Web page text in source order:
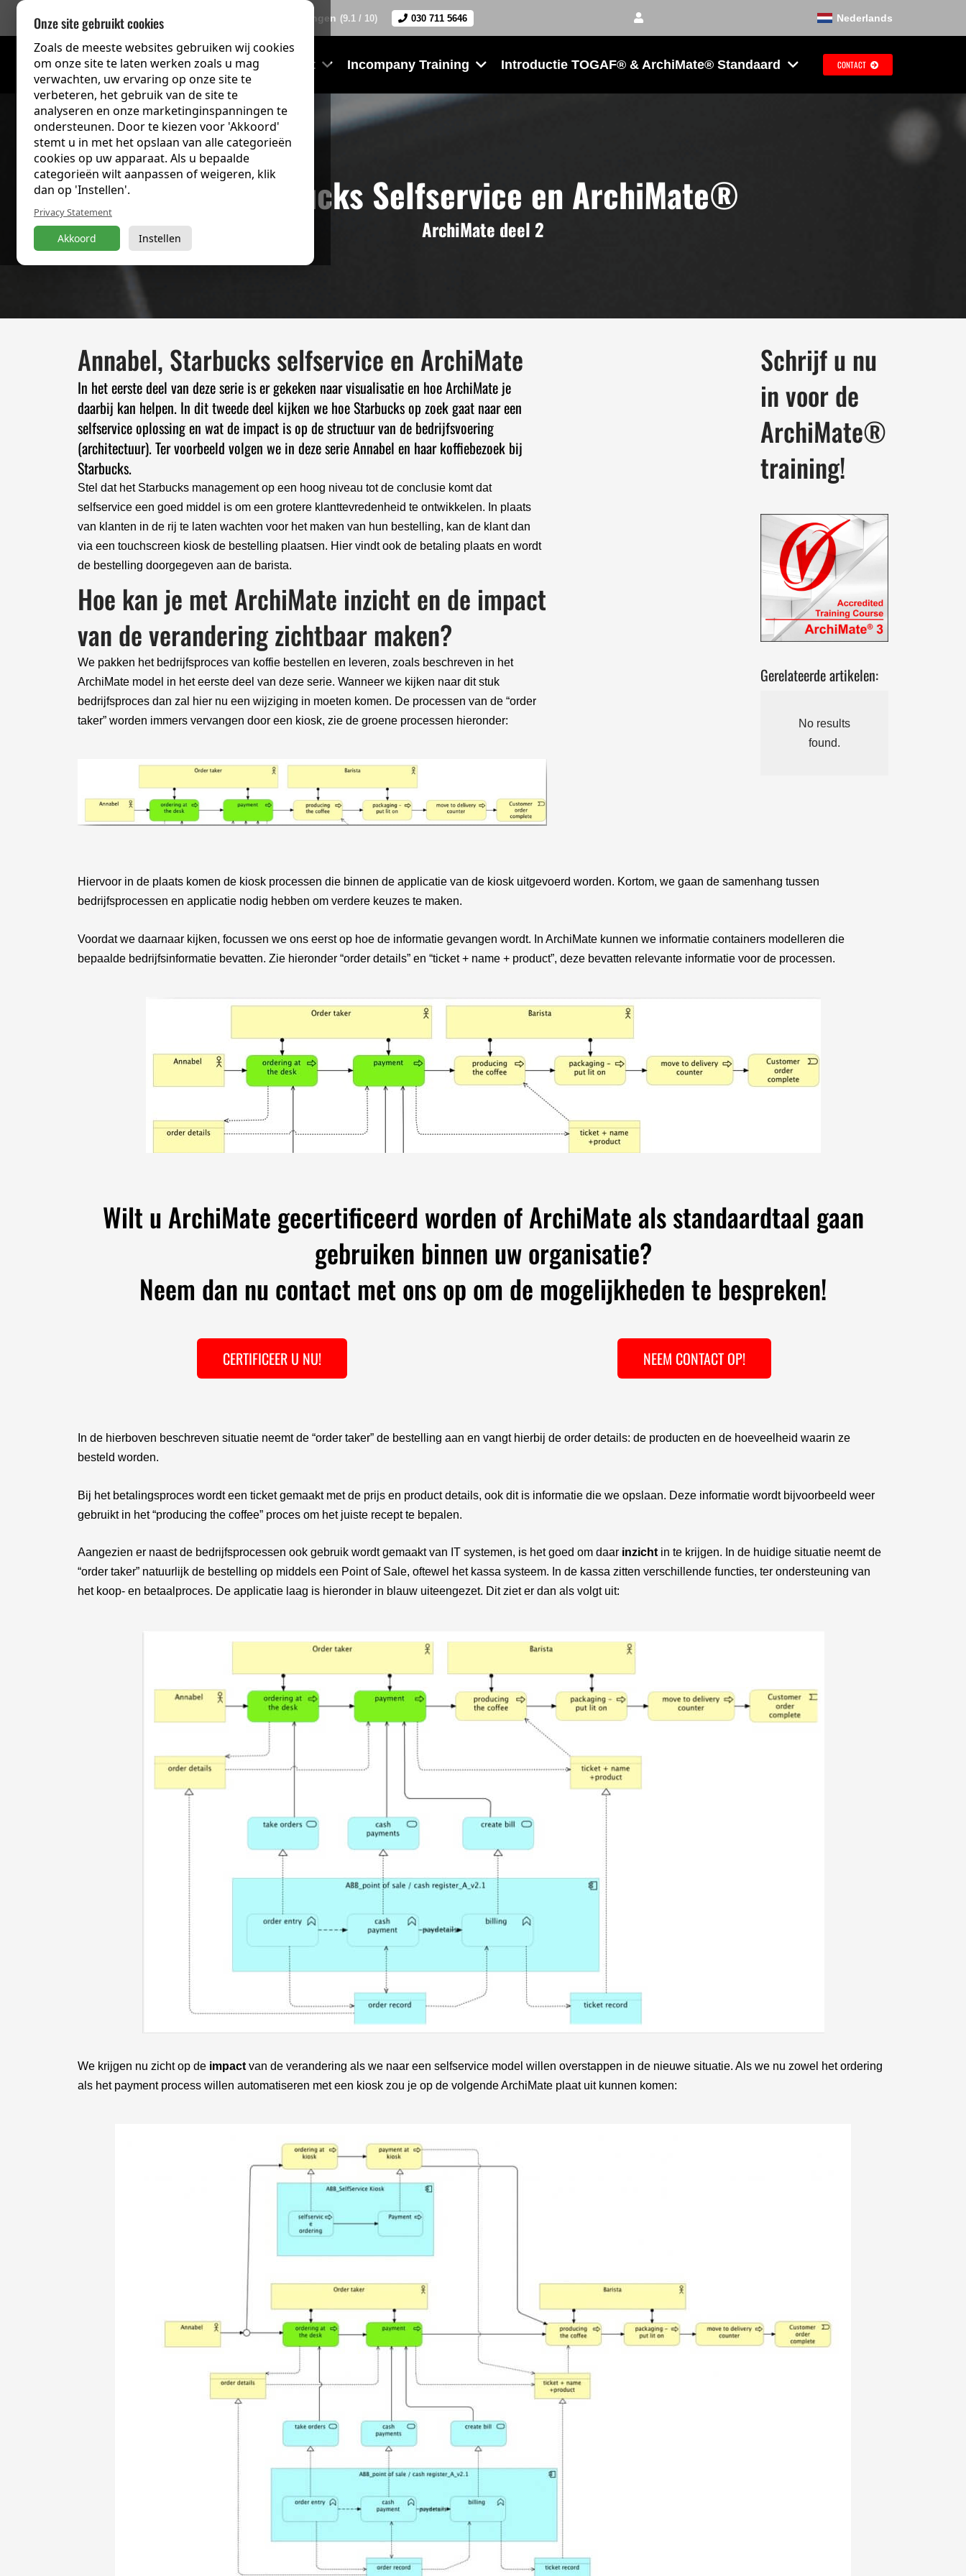
756 Beoordelingen (9.1 / 10) 030 711 5646 Nederlands
Trainingsoverzicht Incompany Training Introductie TOGAF® & ArchiMate® Standaard CONTACT
Starbucks Selfservice en ArchiMate®
ArchiMate deel 2
Annabel, Starbucks selfservice en ArchiMate
In het eerste deel van deze serie is er gekeken naar visualisatie en hoe ArchiMate je
daarbij kan helpen. In dit tweede deel kijken we hoe Starbucks op zoek gaat naar een
selfservice oplossing en wat de impact is op de structuur van de bedrijfsvoering
(architectuur). Ter voorbeeld volgen we in deze serie Annabel en haar koffiebezoek bij
Starbucks.
Stel dat het Starbucks management op een hoog niveau tot de conclusie komt dat
selfservice een goed middel is om een grotere klanttevredenheid te ontwikkelen. In plaats
van klanten in de rij te laten wachten voor het maken van hun bestelling, kan de klant dan
via een touchscreen kiosk de bestelling plaatsen. Hier vindt ook de betaling plaats en wordt
de bestelling doorgegeven aan de barista.
Hoe kan je met ArchiMate inzicht en de impact
van de verandering zichtbaar maken?
We pakken het bedrijfsproces van koffie bestellen en leveren, zoals beschreven in het
ArchiMate model in het eerste deel van deze serie. Wanneer we kijken naar dit stuk
bedrijfsproces dan zal hier nu een wijziging in moeten komen. De processen van de “order
taker” worden immers vervangen door een kiosk, zie de groene processen hieronder:
Schrijf u nu
in voor de
ArchiMate®
training!
Gerelateerde artikelen:
No results
found.
Hiervoor in de plaats komen de kiosk processen die binnen de applicatie van de kiosk uitgevoerd worden. Kortom, we gaan de samenhang tussen
bedrijfsprocessen en applicatie nodig hebben om verdere keuzes te maken.
Voordat we daarnaar kijken, focussen we ons eerst op hoe de informatie gevangen wordt. In ArchiMate kunnen we informatie containers modelleren die
bepaalde bedrijfsinformatie bevatten. Zie hieronder “order details” en “ticket + name + product”, deze bevatten relevante informatie voor de processen.
Wilt u ArchiMate gecertificeerd worden of ArchiMate als standaardtaal gaan
gebruiken binnen uw organisatie?
Neem dan nu contact met ons op om de mogelijkheden te bespreken!
CERTIFICEER U NU! NEEM CONTACT OP!
In de hierboven beschreven situatie neemt de “order taker” de bestelling aan en vangt hierbij de order details: de producten en de hoeveelheid waarin ze
besteld worden.
Bij het betalingsproces wordt een ticket gemaakt met de prijs en product details, ook dit is informatie die we opslaan. Deze informatie wordt bijvoorbeeld weer
gebruikt in het “producing the coffee” proces om het juiste recept te bepalen.
Aangezien er naast de bedrijfsprocessen ook gebruik wordt gemaakt van IT systemen, is het goed om daar inzicht in te krijgen. In de huidige situatie neemt de
“order taker” natuurlijk de bestelling op middels een Point of Sale, oftewel het kassa systeem. In de kassa zitten verschillende functies, ter ondersteuning van
het koop- en betaalproces. De applicatie laag is hieronder in blauw uiteengezet. Dit ziet er dan als volgt uit:
We krijgen nu zicht op de impact van de verandering als we naar een selfservice model willen overstappen in de nieuwe situatie. Als we nu zowel het ordering
als het payment process willen automatiseren met een kiosk zou je op de volgende ArchiMate plaat uit kunnen komen:
Onze site gebruikt cookies
Zoals de meeste websites gebruiken wij cookies
om onze site te laten werken zoals u mag
verwachten, uw ervaring op onze site te
verbeteren, het gebruik van de site te
analyseren en onze marketinginspanningen te
ondersteunen. Door te kiezen voor 'Akkoord'
stemt u in met het opslaan van alle categorieën
cookies op uw apparaat. Als u bepaalde
categorieën wilt aanpassen of weigeren, klik
dan op 'Instellen'.
Privacy Statement
Akkoord Instellen